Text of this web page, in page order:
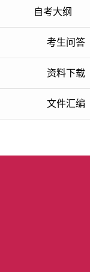
自考大纲
考生问答
资料下载
文件汇编